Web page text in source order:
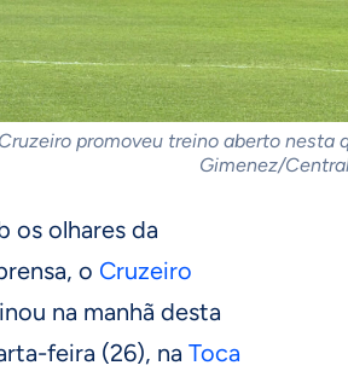
Cruzeiro promoveu treino aberto nesta
Gimenez/
os olhares da
o Cruzeiro
na manhã desta
feira (26), na Toca